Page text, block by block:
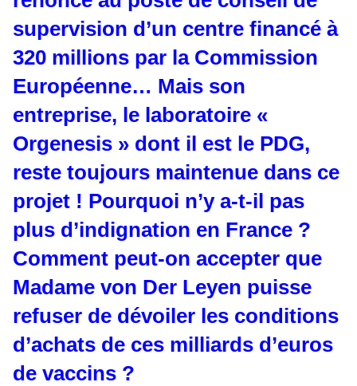
supervision d’un centre financé à
320 millions par la Commission
Européenne… Mais son
entreprise, le laboratoire «
Orgenesis » dont il est le PDG,
reste toujours maintenue dans ce
projet ! Pourquoi n’y a-t-il pas
plus d’indignation en France ?
Comment peut-on accepter que
Madame von Der Leyen puisse
refuser de dévoiler les conditions
d’achats de ces milliards d’euros
de vaccins ?